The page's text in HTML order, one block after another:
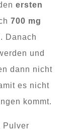
ersten
700 mg
Danach
und
dann nicht
es nicht
kommt.
Pulver